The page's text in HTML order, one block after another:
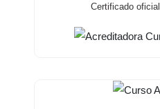
Certificado